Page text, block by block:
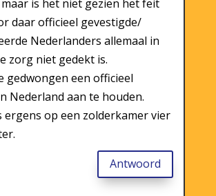
is het niet gezien het feit
daar officieel gevestigde/
Nederlanders allemaal in
zorg niet gedekt is.
gedwongen een officieel
Nederland aan te houden.
ergens op een zolderkamer vier
Antwoord